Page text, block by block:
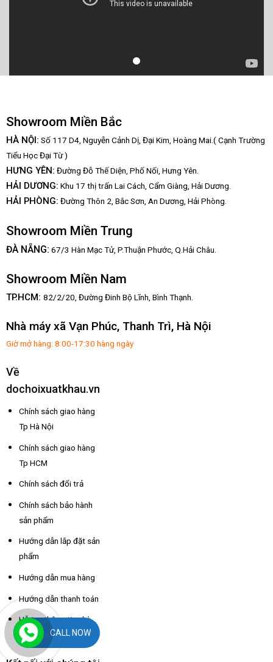
Showroom Miền Bắc
HÀ NỘI: Số 117 D4, Nguyễn Cảnh Dị, Đại Kim, Hoàng Mai.( Cạnh Trường
Tiểu Học Đại Từ )
HƯNG YÊN: Đường Đỗ Thế Diện, Phố Nối, Hưng Yên.
HẢI DƯƠNG: Khu 17 thị trấn Lai Cách, Cẩm Giàng, Hải Dương.
HẢI PHÒNG: Đường Thôn 2, Bắc Sơn, An Dương, Hải Phòng.
Showroom Miền Trung
ĐÀ NẴNG: 67/3 Hàn Mạc Tử, P.Thuận Phước, Q.Hải Châu.
Showroom Miền Nam
TP.HCM: 82/2/20, Đường Đinh Bộ Lĩnh, Bình Thạnh.
Nhà máy xã Vạn Phúc, Thanh Trì, Hà Nội
Giờ mở hàng: 8:00-17:30 hàng ngày
Về
dochoixuatkhau.vn
Chính sách giao hàng
Tp Hà Nội
Chính sách giao hàng
Tp HCM
Chính sách đổi trả
Chính sách bảo hành
sản phẩm
Hướng dẫn lắp đặt sản
phẩm
Hướng dẫn mua hàng
Hướng dẫn thanh toán
Hỗ trợ thông tin nhà
xe các tỉnhCALL NOW